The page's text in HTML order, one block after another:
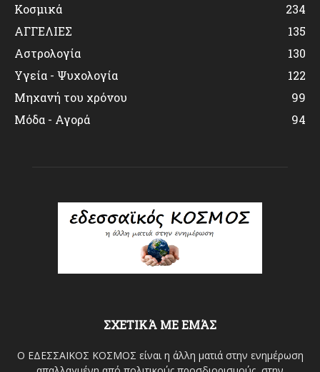
Κοσμικά
234
ΑΓΓΕΛΙΕΣ
135
Αστρολογία
130
Υγεία - Ψυχολογία
122
Μηχανή του χρόνου
99
Μόδα - Αγορά
94
ΣΧΕΤΙΚΆ ΜΕ ΕΜΆΣ
Ο ΕΔΕΣΣΑΙΚΟΣ ΚΟΣΜΟΣ είναι η άλλη ματιά στην ενημέρωση